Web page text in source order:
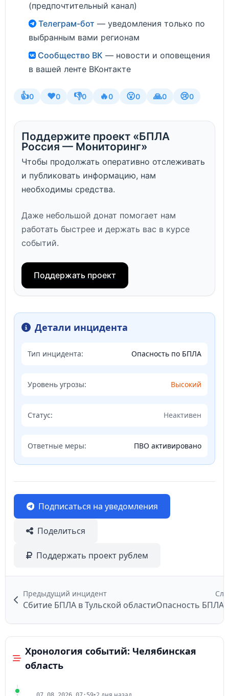
(предпочтительный канал)
Телеграм-бот — уведомления только по
выбранным вами регионам
Сообщество ВК — новости и оповещения
в вашей ленте ВКонтакте
👍0 ❤️0 👎0 🔥0 😮0 🙏0 😢0
Поддержите проект «БПЛА
Россия — Мониторинг»
Чтобы продолжать оперативно отслеживать
и публиковать информацию, нам
необходимы средства.
Даже небольшой донат помогает нам
работать быстрее и держать вас в курсе
событий.
Поддержать проект
Детали инцидента
Тип инцидента: Опасность по БПЛА
Уровень угрозы: Высокий
Статус: Неактивен
Ответные меры: ПВО активировано
Подписаться на уведомления
Поделиться
Поддержать проект рублем
Предыдущий инцидент
Сбитие БПЛА в Тульской областиОпасность БПЛА
Хронология событий: Челябинская
область